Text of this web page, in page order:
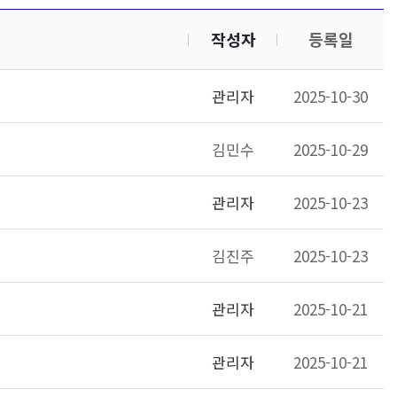
작성자 등록일
관리자 2025-10-30
김민수 2025-10-29
관리자 2025-10-23
김진주 2025-10-23
관리자 2025-10-21
관리자 2025-10-21